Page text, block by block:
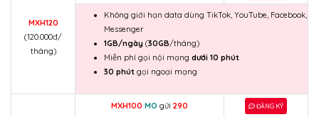
MXH120
(120.000đ/
tháng)
Không giới hạn data dùng TikTok, YouTube, Facebook,
Messenger
1GB/ngày (30GB/tháng)
Miễn phí gọi nội mạng dưới 10 phút
30 phút gọi ngoại mạng
MXH100 MO gửi 290 ĐĂNG KÝ